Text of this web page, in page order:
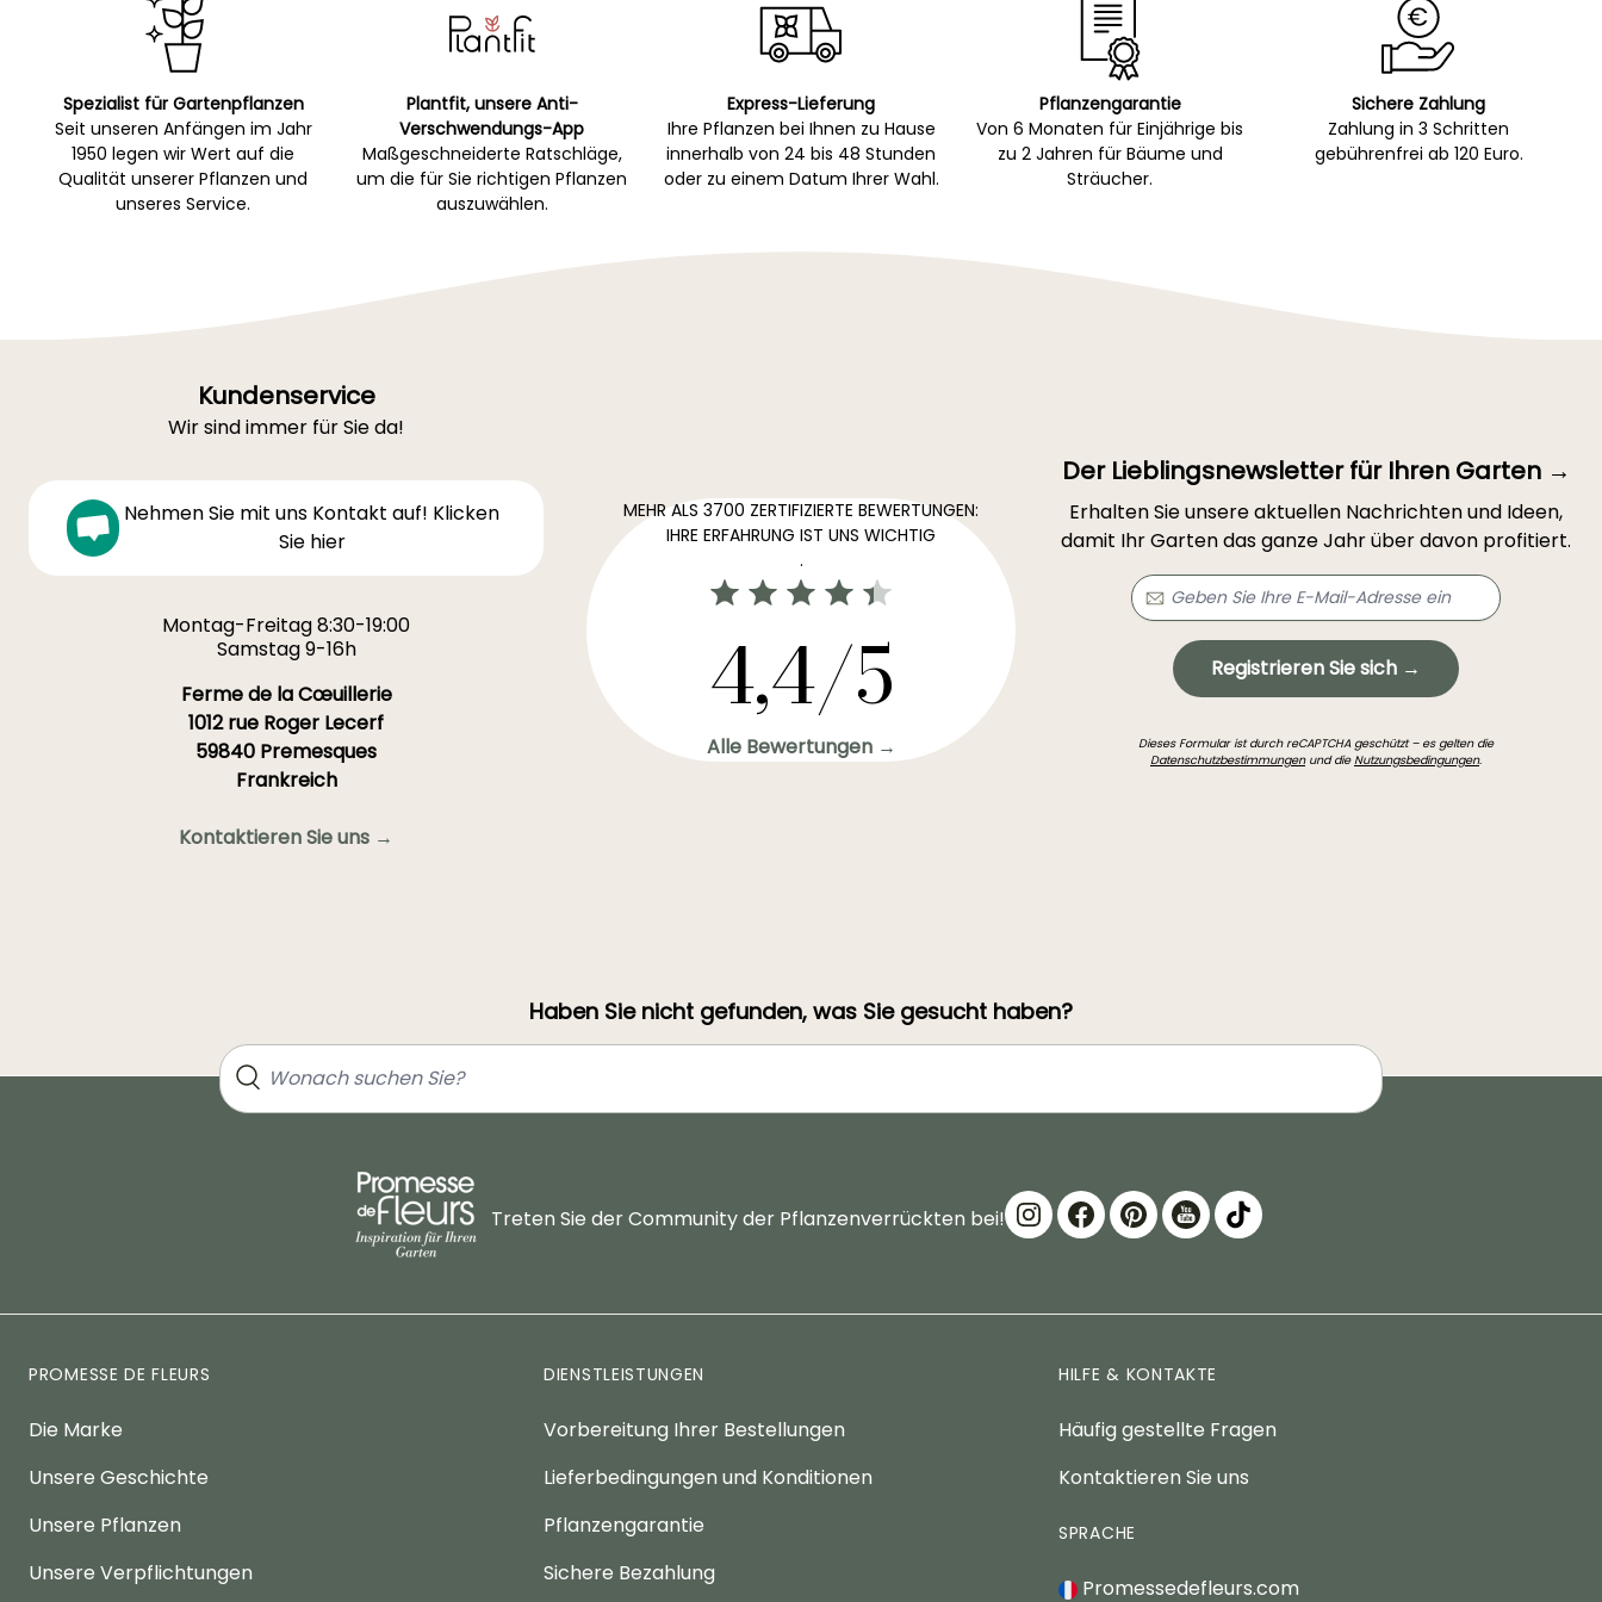
Spezialist für Gartenpflanzen
Seit unseren Anfängen im Jahr
1950 legen wir Wert auf die
Qualität unserer Pflanzen und
unseres Service.
Plantfit, unsere Anti-
Verschwendungs-App
Maßgeschneiderte Ratschläge,
um die für Sie richtigen Pflanzen
auszuwählen.
Express-Lieferung
Ihre Pflanzen bei Ihnen zu Hause
innerhalb von 24 bis 48 Stunden
oder zu einem Datum Ihrer Wahl.
Pflanzengarantie
Von 6 Monaten für Einjährige bis
zu 2 Jahren für Bäume und
Sträucher.
Sichere Zahlung
Zahlung in 3 Schritten
gebührenfrei ab 120 Euro.
Kundenservice
Wir sind immer für Sie da!
Nehmen Sie mit uns Kontakt auf! Klicken
Sie hier
Montag-Freitag 8:30-19:00
Samstag 9-16h
Ferme de la Cœuillerie
1012 rue Roger Lecerf
59840 Premesques
Frankreich
Kontaktieren Sie uns →
MEHR ALS 3700 ZERTIFIZIERTE BEWERTUNGEN:
IHRE ERFAHRUNG IST UNS WICHTIG
.
4,4/5
Alle Bewertungen →
Der Lieblingsnewsletter für Ihren Garten →
Erhalten Sie unsere aktuellen Nachrichten und Ideen,
damit Ihr Garten das ganze Jahr über davon profitiert.
Registrieren Sie sich →
Dieses Formular ist durch reCAPTCHA geschützt – es gelten die
Datenschutzbestimmungenund dieNutzungsbedingungen.
Haben Sie nicht gefunden, was Sie gesucht haben?
Treten Sie der Community der Pflanzenverrückten bei!
PROMESSE DE FLEURS
Die Marke
Unsere Geschichte
Unsere Pflanzen
Unsere Verpflichtungen
DIENSTLEISTUNGEN
Vorbereitung Ihrer Bestellungen
Lieferbedingungen und Konditionen
Pflanzengarantie
Sichere Bezahlung
HILFE & KONTAKTE
Häufig gestellte Fragen
Kontaktieren Sie uns
SPRACHE
Promessedefleurs.com